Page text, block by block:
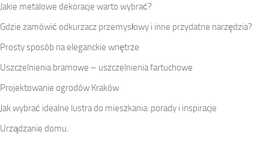
Jakie metalowe dekoracje warto wybrać?
Gdzie zamówić odkurzacz przemysłowy i inne przydatne narzędzia?
Prosty sposób na eleganckie wnętrze
Uszczelnienia bramowe – uszczelnienia fartuchowe
Projektowanie ogrodów Kraków
Jak wybrać idealne lustra do mieszkania: porady i inspiracje
Urządzanie domu.